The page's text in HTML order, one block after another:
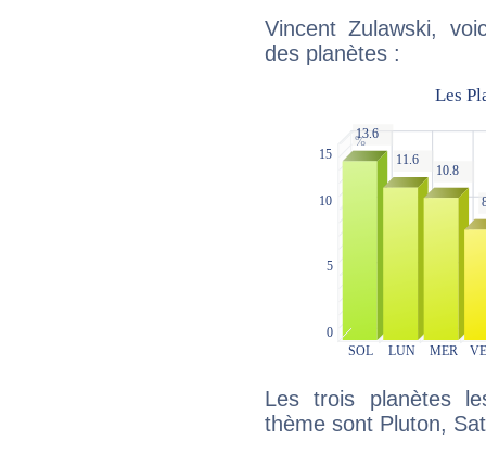
Vincent Zulawski,
des planètes :
Les trois planètes
thème sont Pluton,